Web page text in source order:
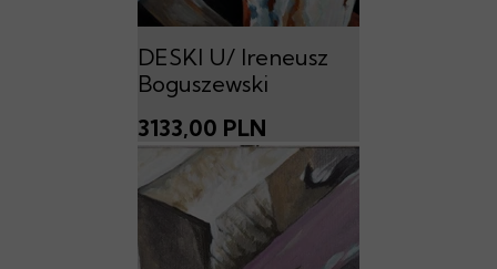
DESKI U/ Ireneusz
Boguszewski
3133,00 PLN